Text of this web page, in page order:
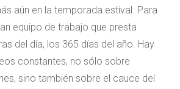
aún en la temporada estival. Para
equipo de trabajo que presta
del día, los 365 días del año. Hay
constantes, no sólo sobre
sino también sobre el cauce del